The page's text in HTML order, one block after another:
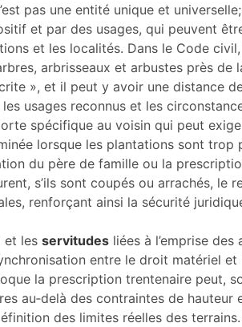
pas une entité unique et
et par des usages, qui peuvent
et les localités. Dans le Code civil,
arbrisseaux et arbustes près
», et il peut y avoir une distance
usages reconnus et les
spécifique au voisin qui peut
lorsque les plantations sont trop
du père de famille ou la
s’ils sont coupés ou arrachés, le
renforçant ainsi la sécurité
et les servitudes liées à l’emprise
entre le droit matériel et
la prescription trentenaire peut,
au‑delà des contraintes de hauteur
des limites réelles des